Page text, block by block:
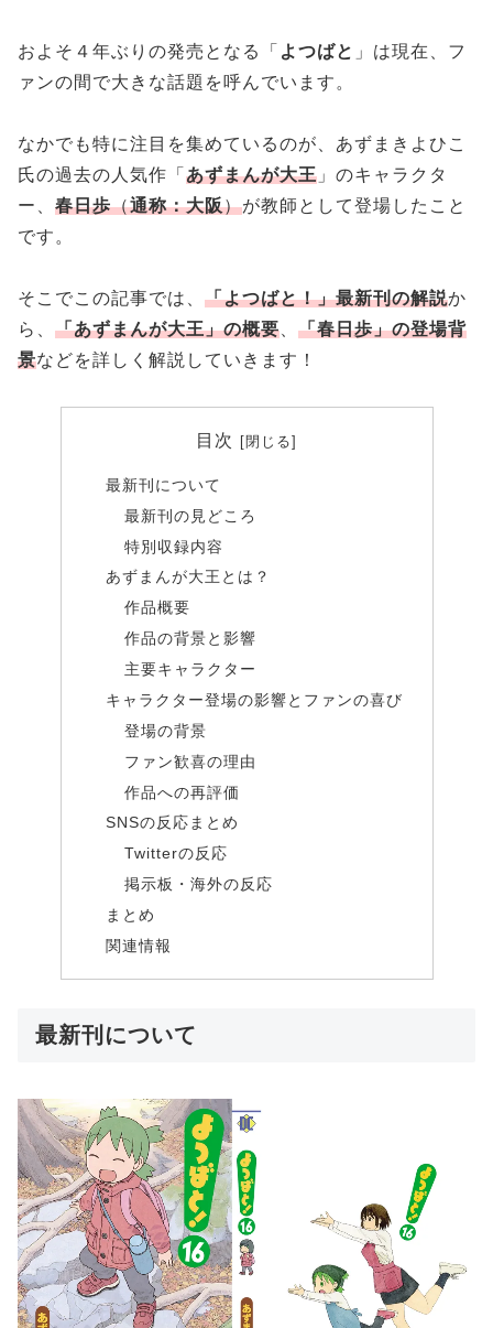
およそ４年ぶりの発売となる「 よつばと 」は現在、フ
ァンの間で大きな話題を呼んでいます。
なかでも特に注目を集めているのが、あずまきよひこ
氏の過去の人気作「 あずまんが大王 」のキャラクタ
ー、 春日歩（通称：大阪）が教師として登場したこと
です。
そこでこの記事では、 「よつばと！」最新刊の解説か
ら、 「あずまんが大王」の概要
「春日歩」の登場背
景などを詳しく解説していきます！
目次
最新刊について
最新刊の見どころ
特別収録内容
あずまんが大王とは？
作品概要
作品の背景と影響
主要キャラクター
キャラクター登場の影響とファンの喜び
登場の背景
ファン歓喜の理由
作品への再評価
SNSの反応まとめ
Twitterの反応
掲示板・海外の反応
まとめ
関連情報
最新刊について